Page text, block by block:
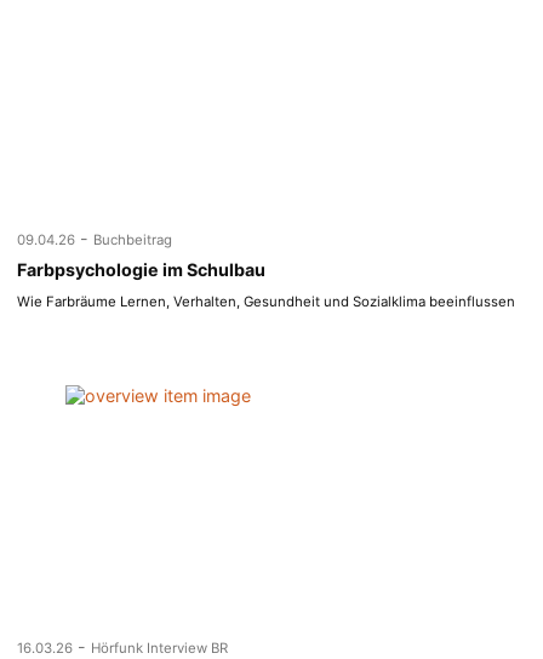
09.04.26 - Buchbeitrag
Farbpsychologie im Schulbau
Wie Farbräume Lernen, Verhalten, Gesundheit und Sozialklima beeinflussen
16.03.26 - Hörfunk Interview BR